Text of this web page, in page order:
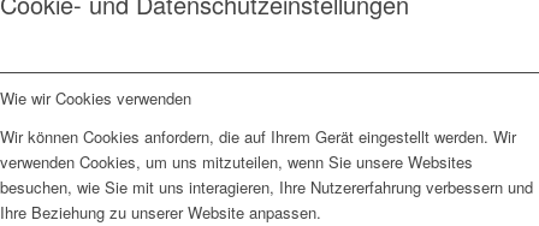
Wie wir Cookies verwenden
Wir können Cookies anfordern, die auf Ihrem Gerät eingestellt werden. Wir
verwenden Cookies, um uns mitzuteilen, wenn Sie unsere Websites
besuchen, wie Sie mit uns interagieren, Ihre Nutzererfahrung verbessern und
Ihre Beziehung zu unserer Website anpassen.